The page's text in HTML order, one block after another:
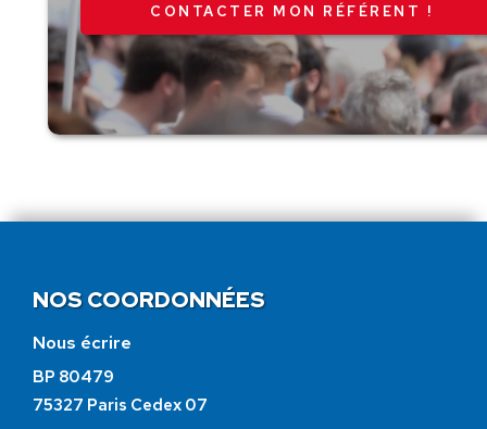
CONTACTER MON RÉFÉRENT !
NOS COORDONNÉES
Nous écrire
BP 80479
75327 Paris Cedex 07